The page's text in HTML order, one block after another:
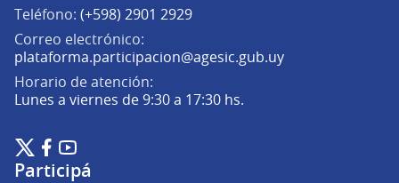
Teléfono: (+598) 2901 2929
Correo electrónico:
plataforma.participacion@agesic.gub.uy(Abrir en una
Horario de atención:
Lunes a viernes de 9:30 a 17:30 hs.
Plataforma de Participación Ciudadana Digital en X
(Enlace externo)
Plataforma de Participación Ciudadana Digital en Facebook
(Enlace externo)
Plataforma de Participación Ciudadana Digital en
(Enlace externo)
Participá